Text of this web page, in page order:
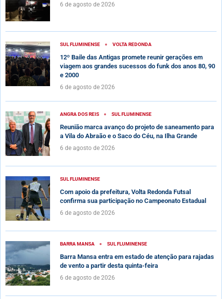
6 de agosto de 2026
SUL FLUMINENSE VOLTA REDONDA
12º Baile das Antigas promete reunir gerações em
viagem aos grandes sucessos do funk dos anos 80, 90
e 2000
6 de agosto de 2026
ANGRA DOS REIS SUL FLUMINENSE
Reunião marca avanço do projeto de saneamento para
a Vila do Abraão e o Saco do Céu, na Ilha Grande
6 de agosto de 2026
SUL FLUMINENSE
Com apoio da prefeitura, Volta Redonda Futsal
confirma sua participação no Campeonato Estadual
6 de agosto de 2026
BARRA MANSA SUL FLUMINENSE
Barra Mansa entra em estado de atenção para rajadas
de vento a partir desta quinta-feira
6 de agosto de 2026